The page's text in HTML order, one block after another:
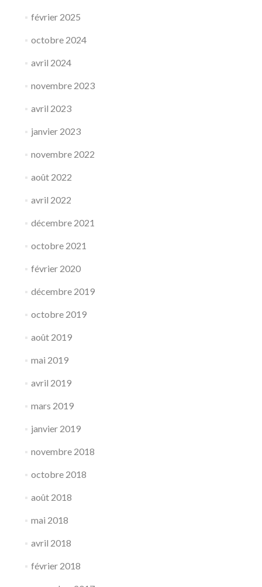
février 2025
octobre 2024
avril 2024
novembre 2023
avril 2023
janvier 2023
novembre 2022
août 2022
avril 2022
décembre 2021
octobre 2021
février 2020
décembre 2019
octobre 2019
août 2019
mai 2019
avril 2019
mars 2019
janvier 2019
novembre 2018
octobre 2018
août 2018
mai 2018
avril 2018
février 2018